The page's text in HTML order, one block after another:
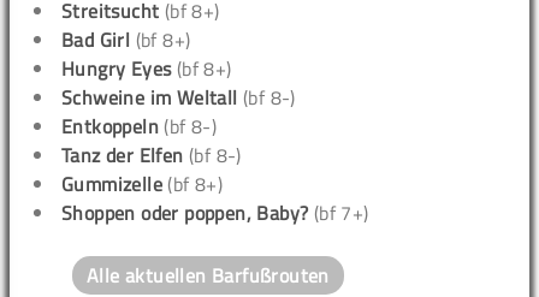
Streitsucht (bf 8+)
Bad Girl (bf 8+)
Hungry Eyes(bf 8+)
Schweine im Weltall (bf 8-)
Entkoppeln (bf 8-)
Tanz der Elfen (bf 8-)
Gummizelle (bf 8+)
Shoppen oder poppen, Baby? (bf 7+)
Alle aktuellen Barfußrouten